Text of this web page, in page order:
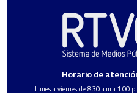
Horario de
Lunes a viernes de 8:30 a.m.a 1:00